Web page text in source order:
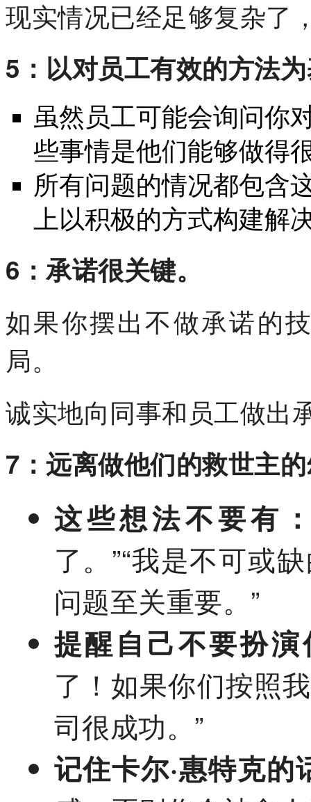
现实情况已经足够复杂了
5：以对员工有效的方法
虽然员工可能会询问你
些事情是他们能够做得
所有问题的情况都包含
上以积极的方式构建解
6：承诺很关键。
如果你摆出不做承诺的
局。
诚实地向同事和员工做出
7：远离做他们的救世主
这些想法不要有
了。”“我是不可或
问题至关重要。”
提醒自己不要扮
了！如果你们按照
司很成功。”
记住卡尔·惠特克的